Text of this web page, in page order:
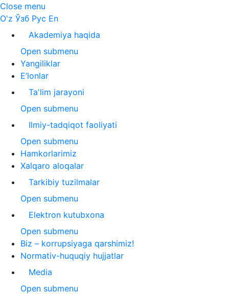
Close menu
O'z Ўзб Рус En
Akademiya haqida
Open submenu
Yangiliklar
E’lonlar
Taʼlim jarayoni
Open submenu
Ilmiy-tadqiqot faoliyati
Open submenu
Hamkorlarimiz
Xalqaro aloqalar
Tarkibiy tuzilmalar
Open submenu
Elektron kutubxona
Open submenu
Biz – korrupsiyaga qarshimiz!
Normativ-huquqiy hujjatlar
Media
Open submenu